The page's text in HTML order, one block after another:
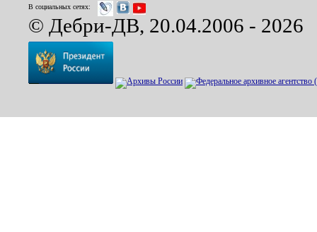
В социальных сетях:
© Дебри-ДВ, 20.04.2006 - 2026